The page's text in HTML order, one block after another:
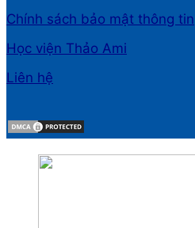
Chính sách bảo mật thông tin
Học viện Thảo Ami
Liên hệ